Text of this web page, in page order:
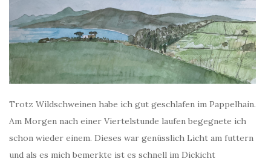
Trotz Wildschweinen habe ich gut geschlafen im Pappelhain.
Am Morgen nach einer Viertelstunde laufen begegnete ich
schon wieder einem. Dieses war genüsslich Licht am futtern
und als es mich bemerkte ist es schnell im Dickicht